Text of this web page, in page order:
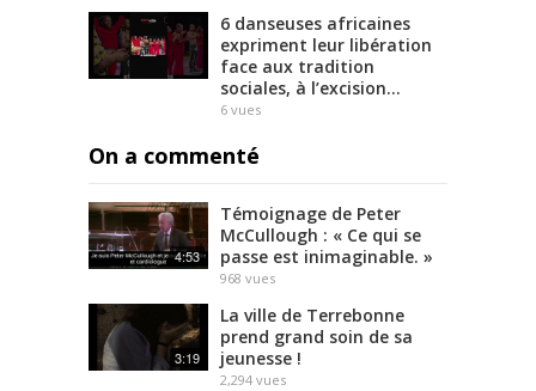
6 danseuses africaines
expriment leur libération
face aux tradition
sociales, à l’excision…
6 vues
On a commenté
4:53
Témoignage de Peter
McCullough : « Ce qui se
passe est inimaginable. »
968 vues
3:19
La ville de Terrebonne
prend grand soin de sa
jeunesse !
2,294 vues